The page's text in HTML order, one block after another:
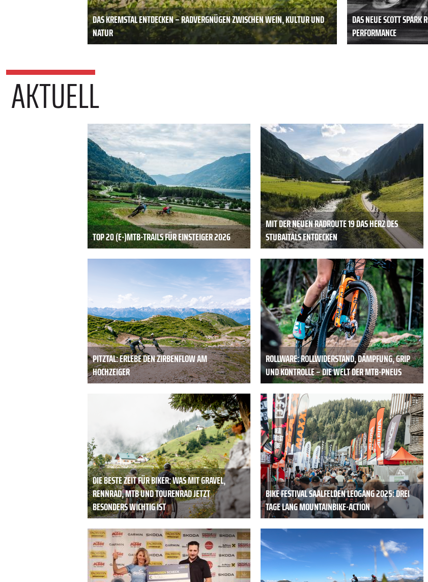
DAS KREMSTAL ENTDECKEN – RADVERGNÜGEN ZWISCHEN WEIN, KULTUR UND
NATUR
DAS NEUE SCOTT
PERFORMANCE
AKTUELL
TOP 20 (E-)MTB-TRAILS FÜR EINSTEIGER 2026
MIT DER NEUEN RADROUTE 19 DAS HERZ DES
STUBAITALS ENTDECKEN
PITZTAL: ERLEBE DEN ZIRBENFLOW AM
HOCHZEIGER
ROLLWARE: ROLLWIDERSTAND, DÄMPFUNG, GRIP
UND KONTROLLE – DIE WELT DER MTB-PNEUS
DIE BESTE ZEIT FÜR BIKER: WAS MIT GRAVEL,
RENNRAD, MTB UND TOURENRAD JETZT
BESONDERS WICHTIG IST
BIKE FESTIVAL SAALFELDEN LEOGANG 2025: DREI
TAGE LANG MOUNTAINBIKE-ACTION